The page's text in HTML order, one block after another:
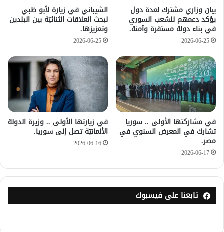
بيان وزاري مشترك لعدة دول
يؤكد دعمهم للشعب السوري
في بناء دولة مستقرة وآمنة.
2026-06-25
الشيباني في زيارة لأبو ظبي
لبحث العلاقات الثنائيّة بين البلدين
وتعزيزها.
2026-06-25
في مشاركتها الأولى .. سوريا
تشارك في المعرض السنوي في
مصر.
2026-06-17
في زيارتها الأولى .. وزيرة الدولة
الألمانيّة تصل إلى سوريا.
2026-06-16
تابعنا على فيسبوك